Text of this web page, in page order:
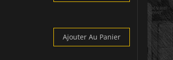
Ajouter Au Panier